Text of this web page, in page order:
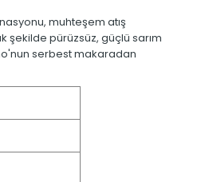
muhteşem atış
şekilde pürüzsüz, güçlü sarım
serbest makaradan